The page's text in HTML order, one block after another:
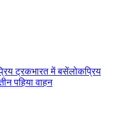
ट्रकभारत में बसेंलोकप्रिय
पहिया वाहन